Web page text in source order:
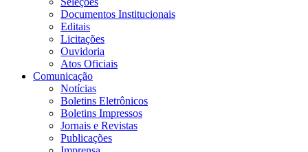
Documentos Institucionais
Editais
Licitações
Ouvidoria
Atos Oficiais
Comunicação
Notícias
Boletins Eletrônicos
Boletins Impressos
Jornais e Revistas
Publicações